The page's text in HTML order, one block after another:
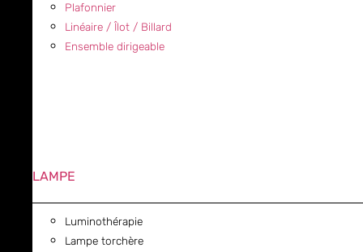
Plafonnier
Linéaire / Îlot / Billard
Ensemble dirigeable
LAMPE
Luminothérapie
Lampe torchère